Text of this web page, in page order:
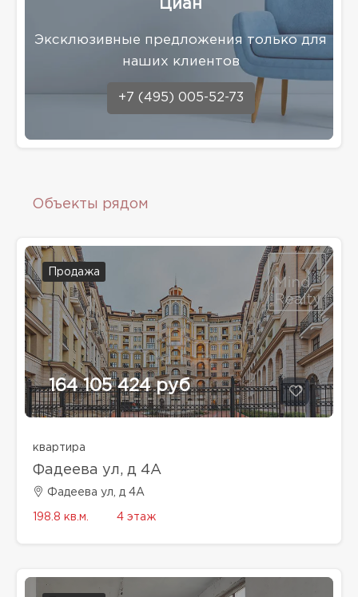
Циан
Эксклюзивные предложения только для
наших клиентов
+7 (495) 005-52-73
Объекты рядом
Продажа
164 105 424 руб
квартира
Фадеева ул, д 4A
Фадеева ул, д 4A
198.8 кв.м. 4 этаж